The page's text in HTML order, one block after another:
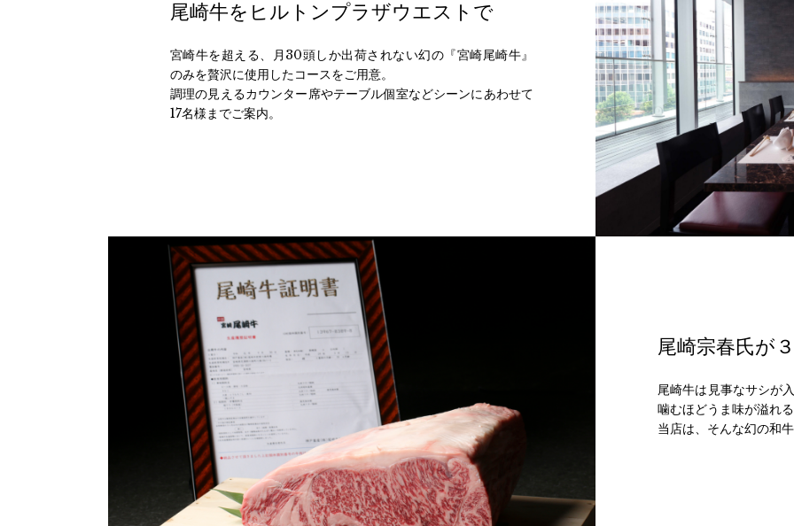
尾崎牛をヒルトンプラザウエストで
宮崎牛を超える、月30頭しか出荷されない幻の『宮崎尾崎牛』
のみを贅沢に使用したコースをご用意。
調理の見えるカウンター席やテーブル個室などシーンにあわせて
17名様までご案内。
尾崎宗春氏が
尾崎牛は見事なサシが
噛むほどうま味が溢れ
当店は、そんな幻の和